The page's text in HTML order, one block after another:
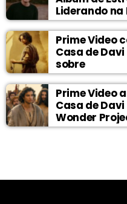
Liderando
Prime Video
Casa de
sobre
Prime Video
Casa de
Wonder